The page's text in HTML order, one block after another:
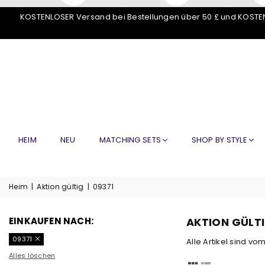
KOSTENLOSER Versand bei Bestellungen über 50 £ und
HEIM NEU MATCHING SETS SHOP BY STYLE
Heim | Aktion gültig | 09371
AKTION
Alle Artikel sind
EINKAUFEN NACH:
09371
Alles löschen